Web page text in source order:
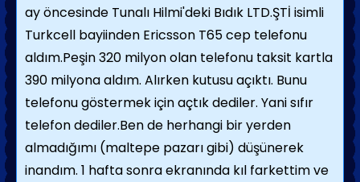
ay öncesinde Tunalı Hilmi'deki Bıdık LTD.ŞTİ isimli
Turkcell bayiinden Ericsson T65 cep telefonu
aldım.Peşin 320 milyon olan telefonu taksit kartla
390 milyona aldım. Alırken kutusu açıktı. Bunu
telefonu göstermek için açtık dediler. Yani sıfır
telefon dediler.Ben de herhangi bir yerden
almadığımı (maltepe pazarı gibi) düşünerek
inandım. 1 hafta sonra ekranında kıl farkettim ve